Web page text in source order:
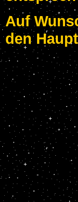
Auf
den